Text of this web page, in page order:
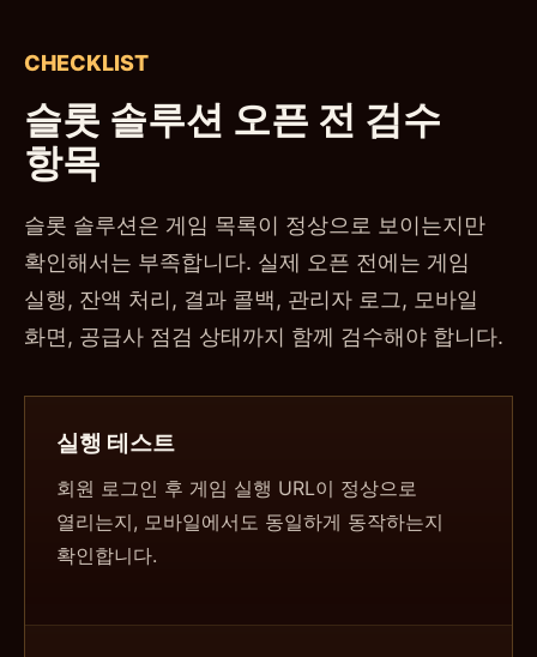
CHECKLIST
슬롯 솔루션 오픈 전 검수
항목
슬롯 솔루션은 게임 목록이 정상으로 보이는지만
확인해서는 부족합니다. 실제 오픈 전에는 게임
실행, 잔액 처리, 결과 콜백, 관리자 로그, 모바일
화면, 공급사 점검 상태까지 함께 검수해야 합니다.
실행 테스트
회원 로그인 후 게임 실행 URL이 정상으로
열리는지, 모바일에서도 동일하게 동작하는지
확인합니다.